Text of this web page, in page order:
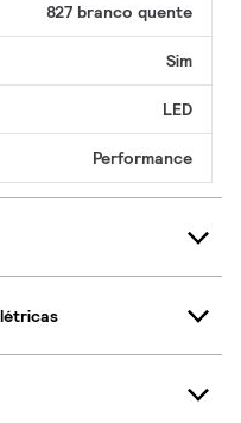
827 branco quente
Sim
LED
Performance